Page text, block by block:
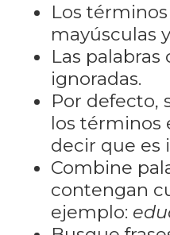
Los
mayúsculas
Las
ignoradas.
Por defecto,
los términos
decir que es
Combine
contengan
ejemplo: